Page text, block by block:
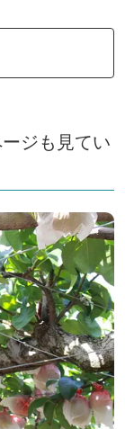
ジも見てい